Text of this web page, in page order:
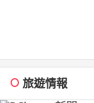
旅遊情報